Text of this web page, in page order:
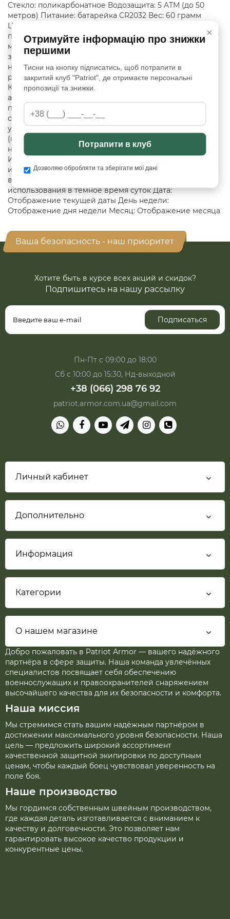
Стекло: поликарбонатное Водозащита: 5 ATM (до 50
метров) Питание: батарейка CR2032 Вес: 60 грамм
Цвет: черный Гарантия: 1 месяц Особенности и
преимущества Прочный и легкий корпус с защитой от
механических повреждений Водозащита 5 ATM —
защита от влаги и брызг Задняя крышка из
нержавеющей стали для надежности Удобный
ремешок из TPU-пластика Функции и особенности
Компас: Встроенный электронный компас с
автоматической и ручной калибровкой. Три отметки
показывают на север; при вращении надпись
соответствует направлению отметки «на 12:00» и
указывает сторону света на английском языке
(например, W = west — запад). Будильники: Три
независимых будильника Сигнал начала времени:
Индикация начала времени Секундомер: Для точного
измерения времени Таймер: Обратный отсчет
времени Подсветка: LED-подсветка для удобного
использования в темное время суток Дата:
Отображение текущей даты День недели:
Отображение дня недели Месяц: Отображение месяца
×
Отримуйте інформацію про знижки
першими
Тисни на кнопку підписатись, щоб потрапити в
закритий клуб "Patriot", де отримаєте персональні
пропозиції та знижки.
Потрапити в клуб
Дозволяю обробляти та зберігати мої дані
Ваша безопасность - наш приоритет
Хотите быть в курсе всех акций и скидок?
Подпишитесь на нашу рассылку
Подписаться
Пн-Пт с 09:00 до 18:00
Сб с 10:00 до 15:30, Нд-выходной
+38 (066) 298 76 92
patriot.armor.com.ua@gmail.com
Личный кабинет
Дополнительно
Информация
Категории
О нашем магазине
Добро пожаловать в Patriot Armor — вашего надёжного
партнёра в сфере защиты. Наша команда увлечённых
специалистов посвящает себя обеспечению
военнослужащих и правоохранителей снаряжением
высочайшего качества для их безопасности и комфорта.
Наша миссия
Мы стремимся стать вашим надёжным партнёром в
достижении максимального уровня безопасности. Наша
цель — предложить широкий ассортимент
качественной защитной экипировки по доступным
ценам, чтобы каждый боец чувствовал уверенность на
поле боя.
Наше производство
Мы гордимся собственным швейным производством,
где каждая деталь изготавливается с вниманием к
качеству и долговечности. Это позволяет нам
гарантировать высокое качество продукции и
конкурентные цены.